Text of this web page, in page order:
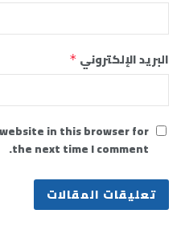
البريد الإلكتروني *
in this browser for
the next time I comment.